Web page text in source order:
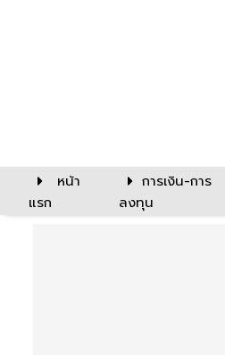
หน้า
แรก
การเงิน-การ
ลงทุน